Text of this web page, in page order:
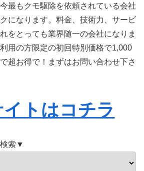
最もクモ駆除を依頼されている会社
になります。料金、技術力、サービ
をとっても業界随一の会社になりま
用の方限定の初回特別価格で1,000
超お得で！まずはお問い合わせ下さ
トはコチラ
索▼